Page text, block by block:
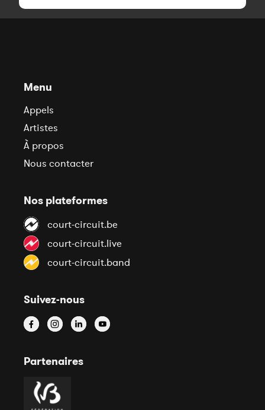
Menu
Appels
Artistes
À propos
Nous contacter
Nos plateformes
court-circuit.be
court-circuit.live
court-circuit.band
Suivez-nous
Partenaires